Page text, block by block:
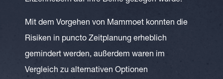
Mit dem Vorgehen von Mammoet konnten die
Risiken in puncto Zeitplanung erheblich
gemindert werden, außerdem waren im
Vergleich zu alternativen Optionen